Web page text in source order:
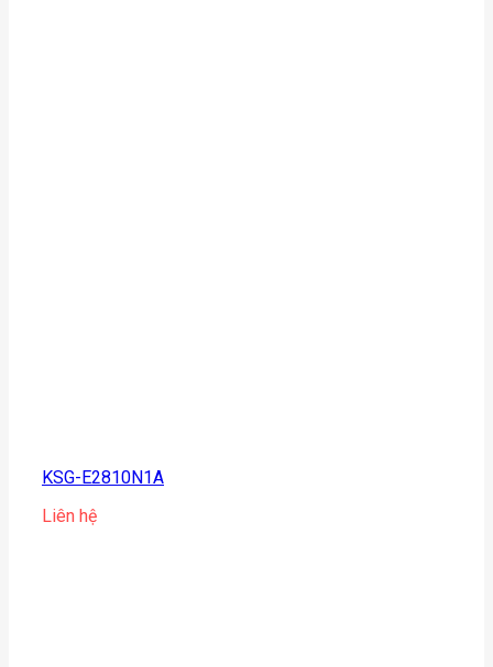
KSG-E2810N1A
Liên hệ